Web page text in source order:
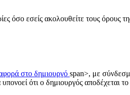
όσο εσείς ακολουθείτε τους όρους
στο δημιουργό span>, με
ότι ο δημιουργός αποδέχεται